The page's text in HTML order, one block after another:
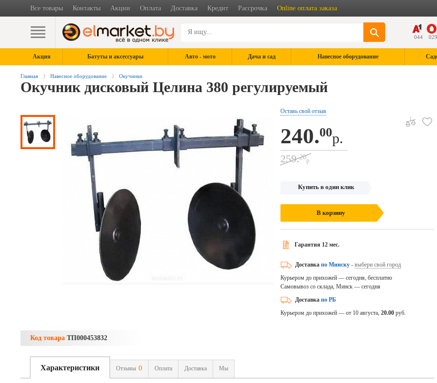
Все товары Контакты Акции Оплата Доставка Кредит Рассрочка Online оплата заказа
044 029
Акция Батуты и аксессуары Авто - мото Дача и сад Навесное оборудование
Главная Навесное оборудование Окучники
Окучник дисковый Целина 380 регулируемый
Оставь свой отзыв
240.00р.
259.20р.
Купить в один клик
В корзину
Гарантия 12 мес.
Доставка по Минску- выбери свой город
Курьером до прихожей — сегодня, бесплатно
Самовывоз со склада, Минск — сегодня
Доставка по РБ
Курьером до прихожей — от 10 августа, 20.00 руб.
Код товара ТП000453832
Характеристики Отзывы 0 Оплата Доставка Мы